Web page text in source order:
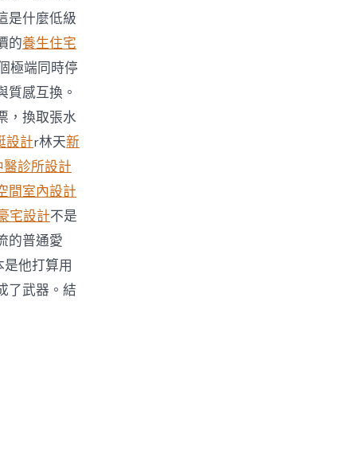
是什麼低級
的養生住宅
極端同時停
質感互換。
，換取張水
設計r林天新
醫診所設計
間室內設計
宅設計不是
的普通愛
他打算用
了武器。結